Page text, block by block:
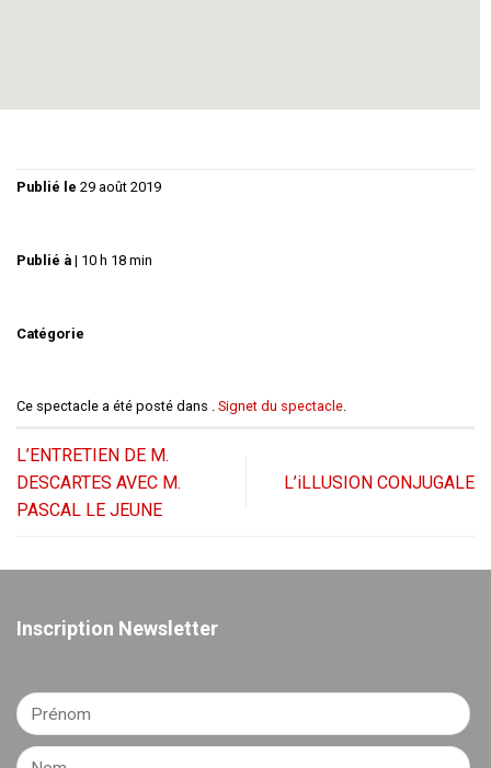
Publié le 29 août 2019
Publié à | 10 h 18 min
Catégorie
Ce spectacle a été posté dans . Signet du spectacle.
L’ENTRETIEN DE M.
DESCARTES AVEC M.
PASCAL LE JEUNE
L’iLLUSION CONJUGALE
Inscription Newsletter